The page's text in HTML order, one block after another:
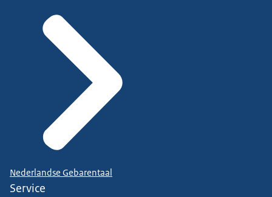
Nederlandse Gebarentaal
Service